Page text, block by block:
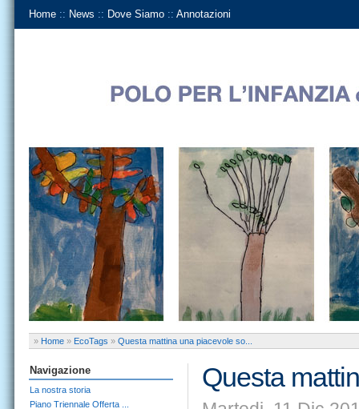
Home :: News :: Dove Siamo :: Annotazioni
» Home » EcoTags » Questa mattina una piacevole so...
Questa
Navigazione
La nostra storia
Piano Triennale Offerta ...